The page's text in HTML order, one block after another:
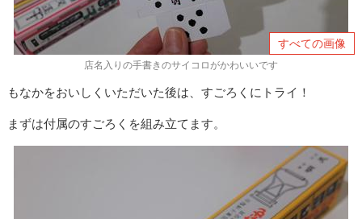
すべての画像
店名入りの手書きのサイコロがかわいいです
もなかをおいしくいただいた後は、すごろくにトライ！
まずは付属のすごろくを組み立てます。